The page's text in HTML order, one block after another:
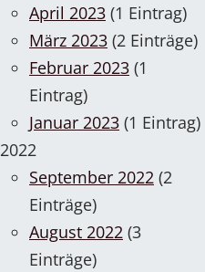
April 2023 (1 Eintrag)
März 2023 (2 Einträge)
Februar 2023 (1
Eintrag)
Januar 2023 (1 Eintrag)
2022
September 2022 (2
Einträge)
August 2022 (3
Einträge)